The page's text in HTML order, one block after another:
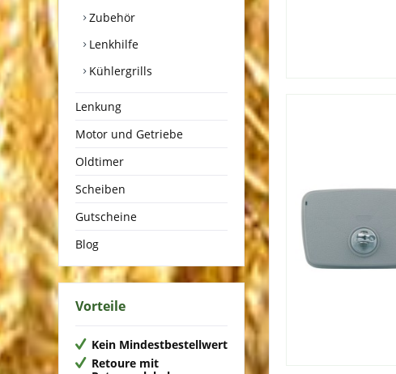
Zubehör
Lenkhilfe
Kühlergrills
Lenkung
Motor und Getriebe
Oldtimer
Scheiben
Gutscheine
Blog
Vorteile
Kein Mindestbestellwert
Retoure mit